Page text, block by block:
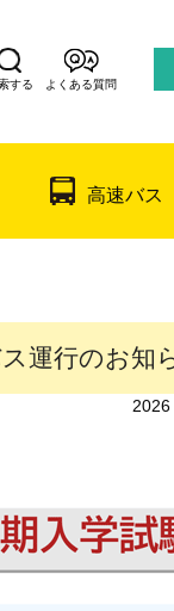
する よくある質問
高速バス
運行のお知